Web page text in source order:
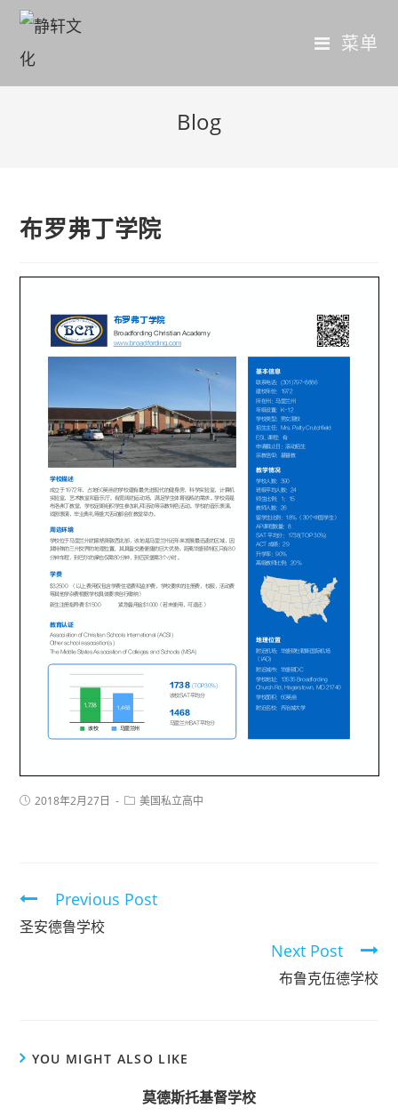
菜单
Blog
布罗弗丁学院
2018年2月27日 美国私立高中
Previous Post
圣安德鲁学校
Next Post
布鲁克伍德学校
YOU MIGHT ALSO LIKE
莫德斯托基督学校